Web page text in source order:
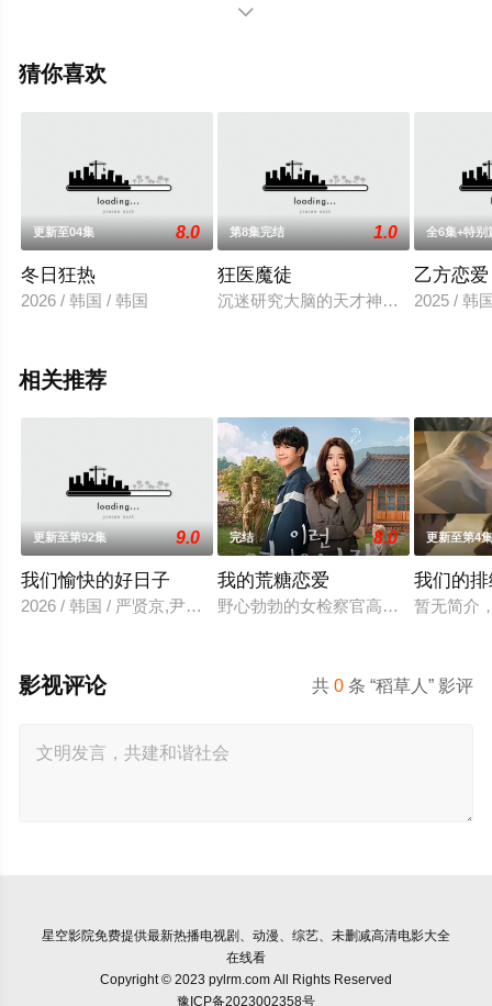
剧情已揭晓（第12集完结），手机免费在线观看高清无删
步至豆瓣电视剧、电视猫或剧情网等平台了解。

猜你喜欢
更新至04集 8.0
冬日狂热
2026 / 韩国 / 韩国
第8集完结 1.0
狂医魔徒
沉迷研究大脑的天才神经外科医生郑
全6集+特别
乙方恋爱
2025 / 韩
相关推荐
更新至第92集 9.0
我们愉快的好日子
2026 / 韩国 / 严贤京,尹仲勋,申正允,尹多英,金惠玉,鲜于在德,尹
完结 8.0
我的荒糖恋爱
野心勃勃的女检察官高恩世（贺营
更新至第4
我们的
暂无简介
共0 条 “稻草人” 影评
影视评论
星空影院免费提供最新热播电视剧、动漫、综艺、未删减高清电影大全
在线看
Copyright © 2023 pylrm.com All Rights Reserved
豫ICP备2023002358号